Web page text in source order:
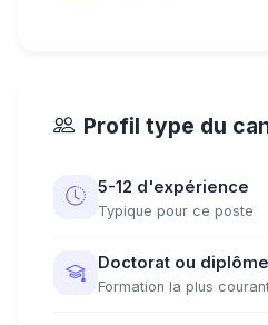
Profil type du
5-12 d'expérience
Typique pour ce poste
Doctorat ou
Formation la plus